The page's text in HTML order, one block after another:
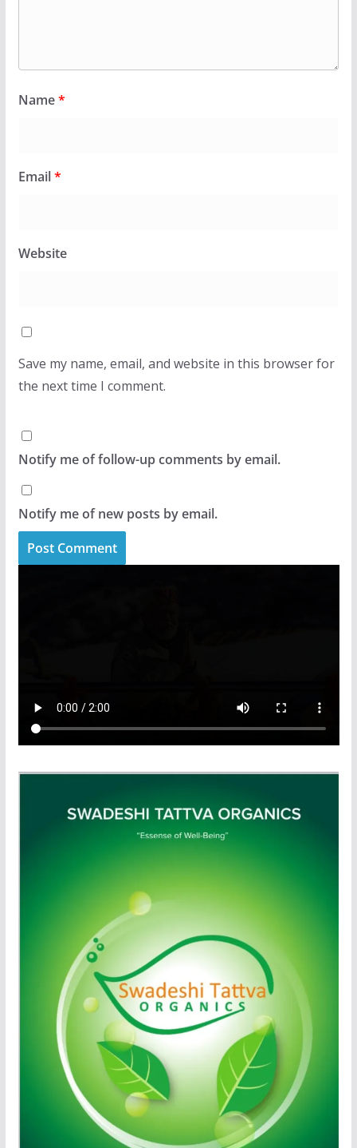
Name*
Email*
Website
Save my name, email, and website in this browser for
the next time I comment.
Notify me of follow-up comments by email.
Notify me of new posts by email.